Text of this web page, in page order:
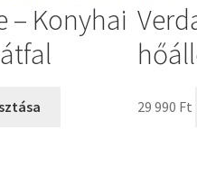
– Konyhai
29 990 Ft